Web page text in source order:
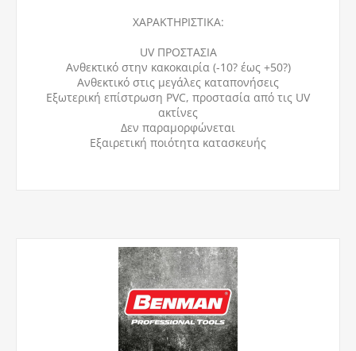
ΧΑΡΑΚΤΗΡΙΣΤΙΚΑ:
UV ΠΡΟΣΤΑΣΙΑ
Ανθεκτικό στην κακοκαιρία (-10? έως +50?)
Ανθεκτικό στις μεγάλες καταπονήσεις
Εξωτερική επίστρωση PVC, προστασία από τις UV
ακτίνες
Δεν παραμορφώνεται
Εξαιρετική ποιότητα κατασκευής